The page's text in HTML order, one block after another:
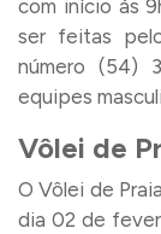
com início às
ser feitas
número (54)
equipes
Vôlei de
O Vôlei de
dia 02 de